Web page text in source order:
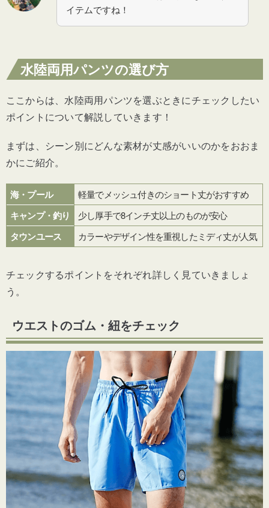
イテムですね！
水陸両用パンツの選び方
ここからは、水陸両用パンツを選ぶときにチェックしたい
ポイントについて解説していきます！
まずは、シーン別にどんな素材が丈感がいいのかをおおま
かにご紹介。
海・プール 軽量でメッシュ付きのショート丈がおすすめ
キャンプ・釣り 少し厚手で8インチ丈以上のものが安心
タウンユース カラーやデザイン性を重視したミディ丈が人気
チェックするポイントをそれぞれ詳しく見ていきましょ
う。
ウエストのゴム・紐をチェック